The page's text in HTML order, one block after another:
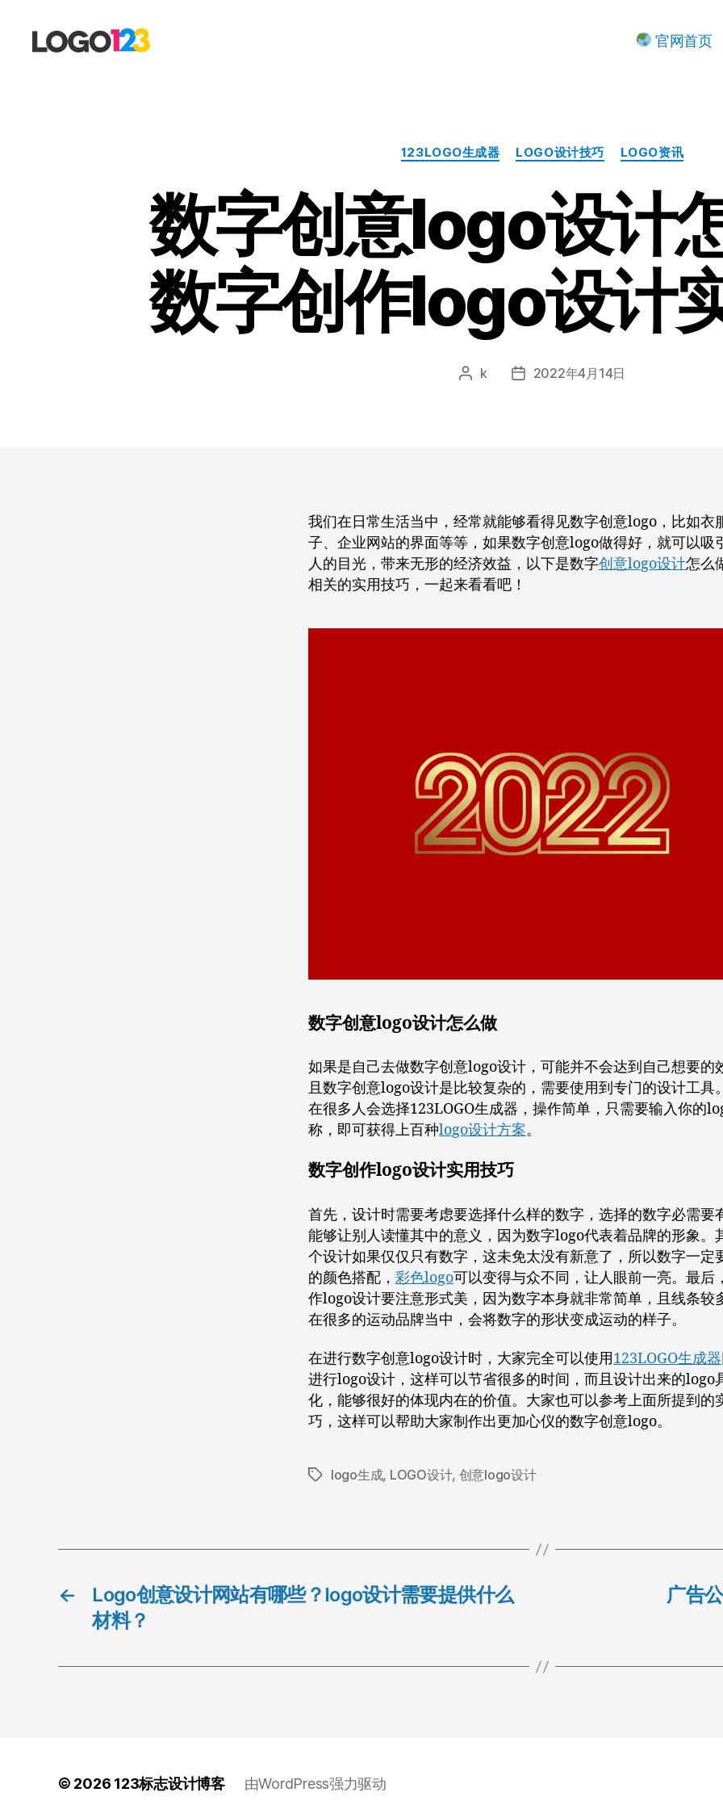
官网首页
分
类
123LOGO生成器 LOGO设计技巧 LOGO资讯
数字创意logo设计
数字创作logo设计
文 k
发 2022年4月14日
我们在日常生活当中，经常就能够看得见数字创意logo，比如衣
子、企业网站的界面等等，如果数字创意logo做得好，就可以吸
人的目光，带来无形的经济效益，以下是数字创意logo设计怎么
相关的实用技巧，一起来看看吧！
数字创意logo设计怎么做
如果是自己去做数字创意logo设计，可能并不会达到自己想要的
且数字创意logo设计是比较复杂的，需要使用到专门的设计工具
在很多人会选择123LOGO生成器，操作简单，只需要输入你的
称，即可获得上百种logo设计方案。
数字创作logo设计实用技巧
首先，设计时需要考虑要选择什么样的数字，选择的数字必需要
能够让别人读懂其中的意义，因为数字logo代表着品牌的形象。
个设计如果仅仅只有数字，这未免太没有新意了，所以数字一定
的颜色搭配， 彩色logo可以变得与众不同，让人眼前一亮。最后
作logo设计要注意形式美，因为数字本身就非常简单，且线条较
在很多的运动品牌当中，会将数字的形状变成运动的样子。
在进行数字创意logo设计时，大家完全可以使用123LOGO生成器
进行logo设计，这样可以节省很多的时间，而且设计出来的logo
化，能够很好的体现内在的价值。大家也可以参考上面所提到的
巧，这样可以帮助大家制作出更加心仪的数字创意logo。
标
logo生成, LOGO设计, 创意logo设计
←
Logo创意设计网站有哪些？logo设计需要提供什么
材料？
广告
© 2026 123标志设计博客 由WordPress强力驱动